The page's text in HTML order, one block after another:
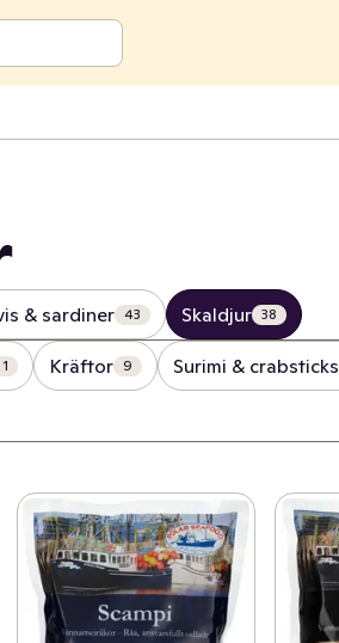
& sardiner 43 Skaldjur 38
1 Kräftor 9 Surimi & crabsticks